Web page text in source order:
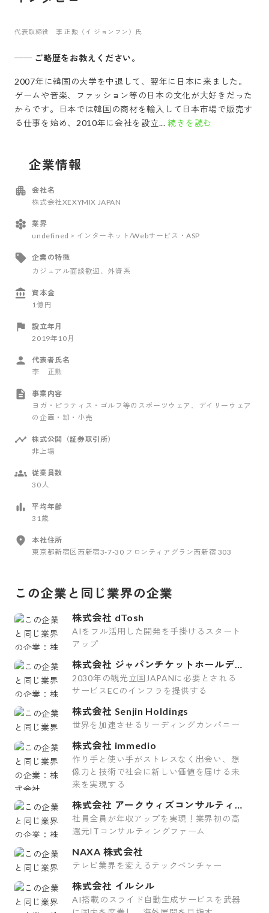
代表取締役 李 正勲（イ ジョンフン）氏
── ご略歴をお教えください。
2007年に韓国の大学を中退して、翌年に日本に来ました。
ゲームや音楽、ファッション等の日本の文化が大好きだった
からです。日本では韓国の商材を輸入して日本市場で販売す
る仕事を始め、2010年に会社を設立... 続きを読む
企業情報
会社名
株式会社XEXYMIX JAPAN
業界
undefined > インターネット/Webサービス・ASP
企業の特徴
カジュアル面談歓迎 、外資系
資本金
1億円
設立年月
2019年10月
代表者氏名
李 正勲
事業内容
ヨガ・ピラティス・ゴルフ等のスポーツウェア、デイリーウェア
の企画・卸・小売
株式公開（証券取引所）
非上場
従業員数
30人
平均年齢
31歳
本社住所
東京都新宿区西新宿3-7-30 フロンティアグラン西新宿 303
この企業と同じ業界の企業
株式会社 dTosh
AIをフル活用した開発を手掛けるスタート
アップ
株式会社 ジャパンチケットホールディ
ングス
2030年の観光立国JAPANに必要とされる
サービスECのインフラを提供する
株式会社 Senjin Holdings
世界を加速させるリーディングカンパニー
株式会社 immedio
作り手と使い手がストレスなく出会い、想
像力と技術で社会に新しい価値を届ける未
来を実現する
株式会社 アークウィズコンサルティン
グ
社員全員が年収アップを実現！業界初の高
還元ITコンサルティングファーム
NAXA 株式会社
テレビ業界を変えるテックベンチャー
株式会社 イルシル
AI搭載のスライド自動生成サービスを武器